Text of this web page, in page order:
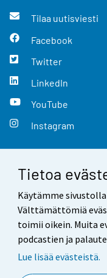
Tietoa
Käytämme
Välttämättömiä
toimii oikein. Muita
podcastien ja
Lue lisää evästeistä.
Tilaa uutisviesti
Facebook
Twitter
LinkedIn
YouTube
Instagram
Yhteystiedot
Palaute
Käyttöehdot
Saavutettavuus